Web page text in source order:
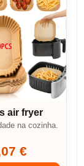
air fryer
na cozinha.
€